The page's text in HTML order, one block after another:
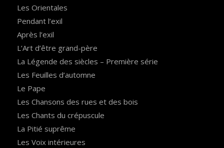
Les Orientales
Pendant l’exil
Après l’exil
L’Art d’être grand-père
La Légende des siècles – Première série
Les Feuilles d’automne
Le Pape
Les Chansons des rues et des bois
Les Chants du crépuscule
La Pitié suprême
Les Voix intérieures